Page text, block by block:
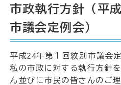
市政執行方針（平
市議会定例会）
平成24年第１回紋別市議会
私の市政に対する執行方針
ん並びに市民の皆さんのご